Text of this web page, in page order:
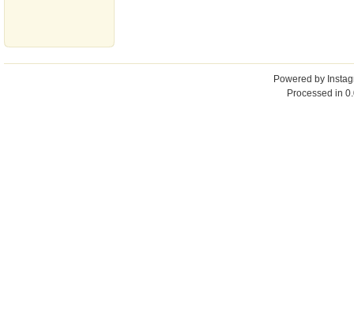
Powered by
Processed in